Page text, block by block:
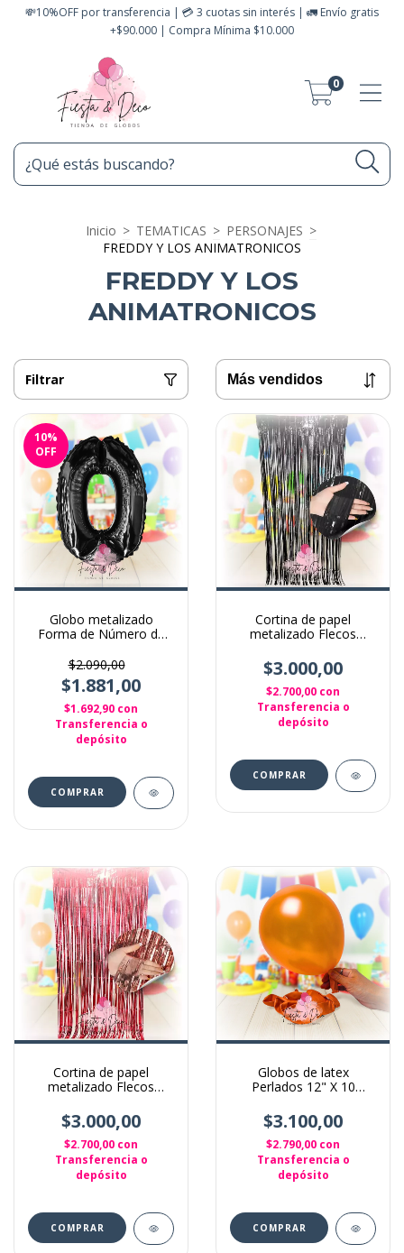
💸10%OFF por transferencia | 💳 3 cuotas sin interés | 🚛 Envío gratis
+$90.000 | Compra Mínima $10.000
0
Inicio > TEMATICAS > PERSONAJES >
FREDDY Y LOS ANIMATRONICOS
FREDDY Y LOS
ANIMATRONICOS
Filtrar
10%
OFF
Globo metalizado
Forma de Número de
$2.090,00
$1.881,00
$1.692,90 con
Transferencia o
depósito
COMPRAR
Cortina de papel
metalizado Flecos
Negra
$3.000,00
$2.700,00 con
Transferencia o
depósito
Cortina de papel
metalizado Flecos
Roja
$3.000,00
$2.700,00 con
Transferencia o
depósito
Globos de latex
Perlados 12" X 10
$3.100,00
$2.790,00 con
Transferencia o
depósito